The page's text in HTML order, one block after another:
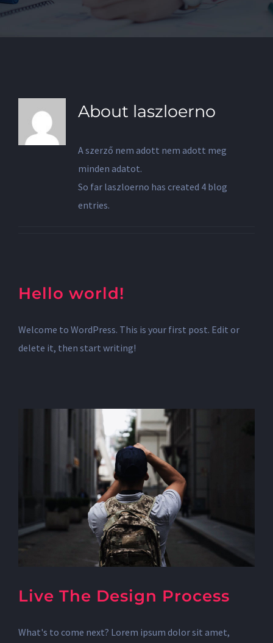
About laszloerno
A szerző nem adott nem adott meg
minden adatot.
So far laszloerno has created 4 blog
entries.
Hello world!
Welcome to WordPress. This is your first post. Edit or
delete it, then start writing!
Live The Design Process
What's to come next? Lorem ipsum dolor sit amet,